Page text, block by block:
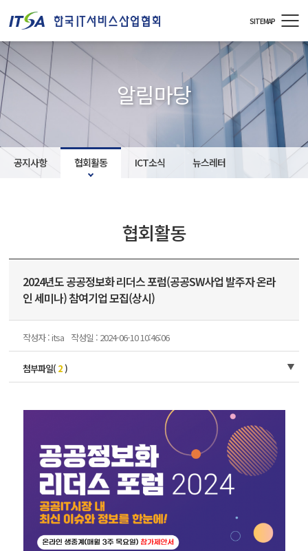
SITEMAP
알림마당
공지사항 협회활동 ICT소식 뉴스레터
협회활동
2024년도 공공정보화 리더스 포럼(공공SW사업 발주자 온라
인 세미나) 참여기업 모집(상시)
작성자 : itsa 작성일 : 2024-06-10 10:46:06
첨부파일( 2 )